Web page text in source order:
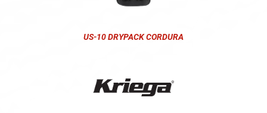
US-10 DRYPACK CORDURA